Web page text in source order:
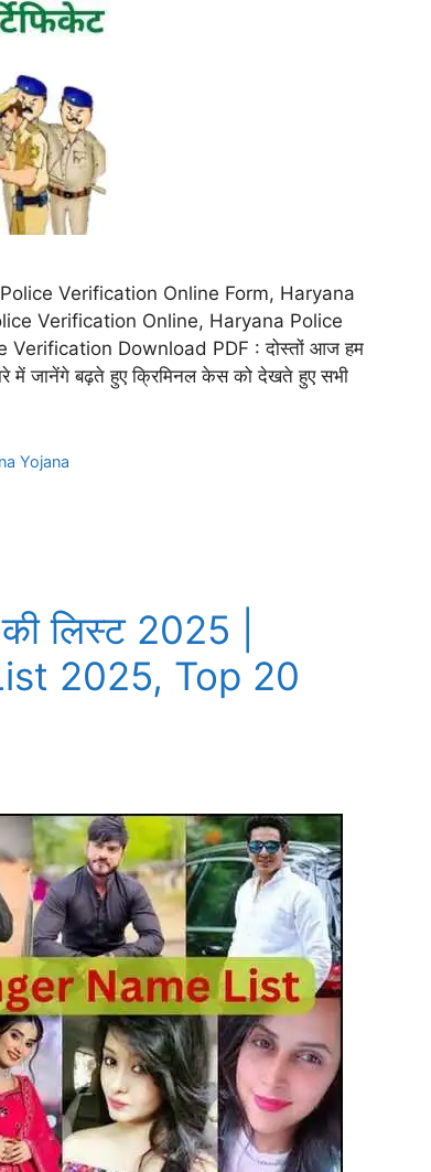
Verification Online Form, Haryana
Verification Online, Haryana Police
Download PDF : दोस्तों आज हम
जानेंगे बढ़ते हुए क्रिमिनल केस को देखते हुए सभी
Yojana
लिस्ट 2025 |
2025, Top 20